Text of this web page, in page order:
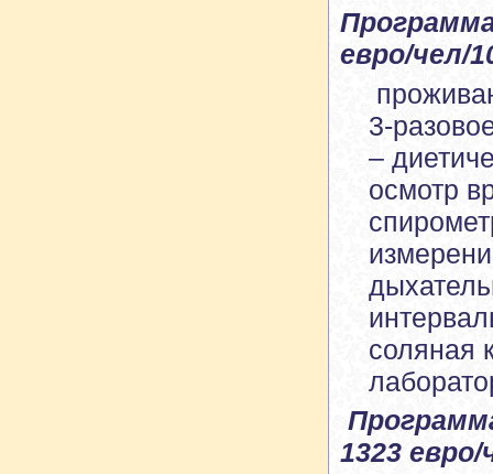
евро/чел/
3-
–
осмотр
соляная
1323 евро/